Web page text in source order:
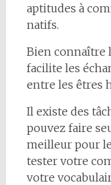
aptitudes à
natifs.
Bien connaître
facilite les
entre les êtres
Il existe des
pouvez faire
meilleur pour
tester votre
votre